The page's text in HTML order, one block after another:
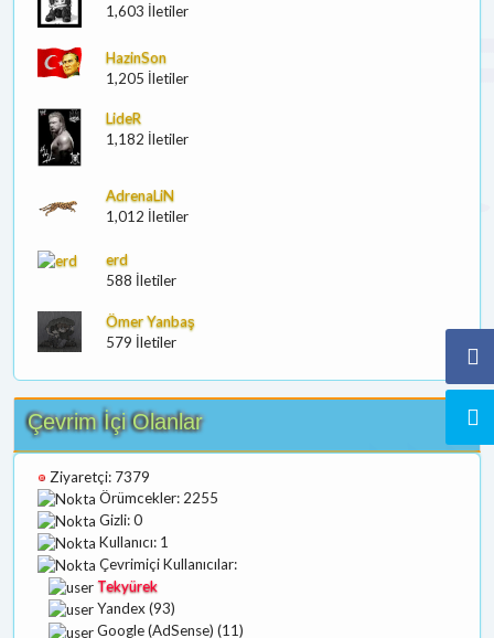
1,603 İletiler
HazinSon
1,205 İletiler
LideR
1,182 İletiler
AdrenaLiN
1,012 İletiler
erd
588 İletiler
Ömer Yanbaş
579 İletiler
Çevrim İçi Olanlar
Ziyaretçi: 7379
Örümcekler: 2255
Gizli: 0
Kullanıcı: 1
Çevrimiçi Kullanıcılar:
Tekyürek
Yandex (93)
Google (AdSense) (11)